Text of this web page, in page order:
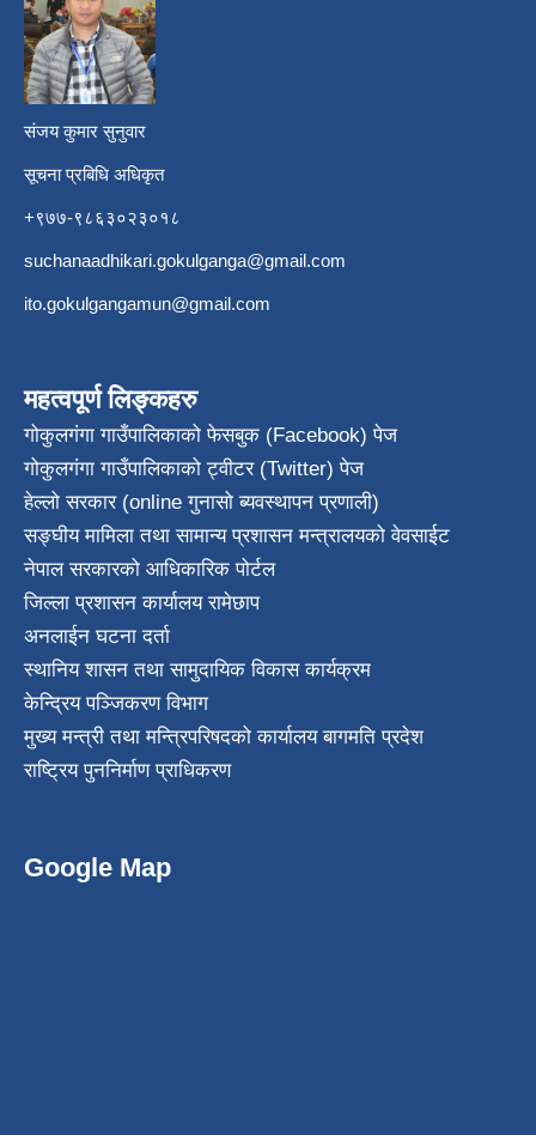
संजय कुमार सुनुवार
सूचना प्रबिधि अधिकृत
+९७७-९८६३०२३०१८
suchanaadhikari.gokulganga@gmail.com
ito.gokulgangamun@gmail.com
महत्वपूर्ण लिङ्कहरु
गोकुलगंगा गाउँपालिकाको फेसबुक (Facebook) पेज
गोकुलगंगा गाउँपालिकाको ट्वीटर (Twitter) पेज
हेल्लो सरकार (online गुनासो ब्यवस्थापन प्रणाली)
सङ्घीय मामिला तथा सामान्य प्रशासन मन्त्रालयको वेवसाईट
नेपाल सरकारको आधिकारिक पोर्टल
जिल्ला प्रशासन कार्यालय रामेछाप
अनलाईन घटना दर्ता
स्थानिय शासन तथा सामुदायिक विकास कार्यक्रम
केन्द्रिय पञ्जिकरण विभाग
मुख्य मन्त्री तथा मन्त्रिपरिषदको कार्यालय बागमति प्रदेश
राष्ट्रिय पुननिर्माण प्राधिकरण
Google Map